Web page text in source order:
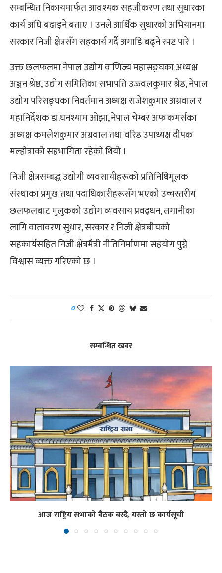
सम्बन्धित निकायमार्फत आवश्यक सहजीकरण तथा सुधारका
कार्य अघि बढाइने बताए । उनले आर्थिक सुधारको अभियानमा
सरकार निजी क्षेत्रसँग सहकार्य गर्दै अगाडि बढ्ने स्पष्ट पारे ।
उक्त छलफलमा नेपाल उद्योग वाणिज्य महासङ्घका अध्यक्ष
अञ्जन श्रेष्ठ, उद्योग समितिका सभापति उज्ज्वलकुमार श्रेष्ठ, नेपाल
उद्योग परिसङ्घका निवर्तमान अध्यक्ष राजेशकुमार अग्रवाल र
महानिर्देशक डा.घनश्याम ओझा, नेपाल चेम्बर अफ कमर्सका
अध्यक्ष कमलेशकुमार अग्रवाल तथा वरिष्ठ उपाध्यक्ष दीपक
मल्होत्राको सहभागिता रहेको थियो ।
निजी क्षेत्रसम्बद्ध उद्योगी व्यवसायीहरूको प्रतिनिधिमूलक
संस्थाका प्रमुख तथा पदाधिकारीहरूसँग भएको उच्चस्तरीय
छलफलबाट मुलुकको उद्योग व्यवसाय प्रवद्र्धन, लगानीका
लागि वातावरण सुधार, सरकार र निजी क्षेत्रबीचको
सहकार्यसहित निजी क्षेत्रमैत्री नीतिनिर्माणमा सहयोग पुग्ने
विश्वास व्यक्त गरिएको छ ।
0
सम्बन्धित खबर
आज राष्ट्रिय सभाको बैठक बस्दै, यस्तो छ कार्यसूची